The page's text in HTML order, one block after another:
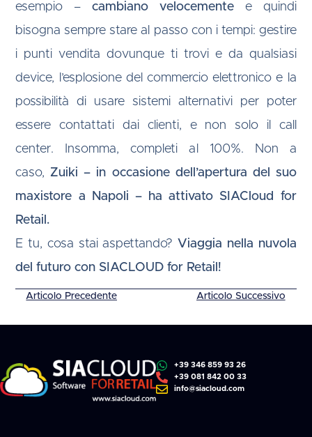
esempio –cambiano velocementee quindi
bisogna sempre stare al passo con i tempi: gestire
i punti vendita dovunque ti trovi e da qualsiasi
device, l’esplosione del commercio elettronico e la
possibilità di usare sistemi alternativi per poter
essere contattati dai clienti, e non solo il call
center. Insomma, completi al 100%. Non a
caso, Zuiki – in occasione dell’apertura del suo
maxistore a Napoli – ha attivato SIACloud for
Retail.
E tu, cosa stai aspettando? Viaggia nella nuvola
del futuro con SIACLOUD for Retail!
Articolo Precedente Articolo Successivo
+39 346 859 93 26
+39 081 842 00 33
info@siacloud.com